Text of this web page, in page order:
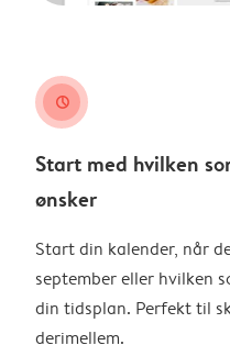
clock
Start med hvilken
ønsker
Start din kalender, når
september eller hvilken
din tidsplan. Perfekt til
derimellem.